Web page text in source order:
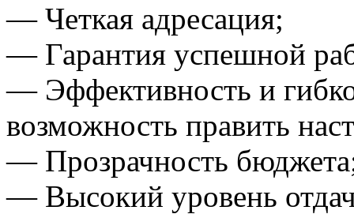
— Четкая адресация;
— Гарантия успешной
— Эффективность и
возможность править
— Прозрачность
— Высокий уровень